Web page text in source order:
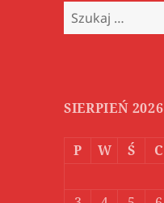
Szukaj:
SIERPIEŃ 2026
P W Ś C